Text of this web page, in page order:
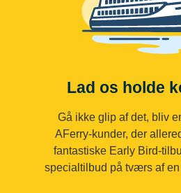
Lad os holde
Gå ikke glip af det, bliv
AFerry-kunder, der
fantastiske Early Bird-
specialtilbud på tværs af en